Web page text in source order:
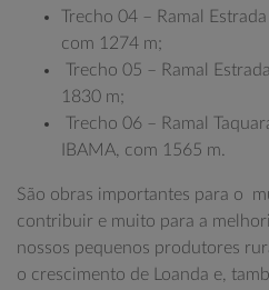
Trecho 04 – Ramal
com 1274 m;
Trecho 05 – Ramal
1830 m;
Trecho 06 – Ramal
IBAMA, com 1565 m.
São obras importantes para o
contribuir e muito para a
nossos pequenos produtores
o crescimento de Loanda e,